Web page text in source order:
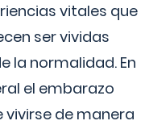
vitales que
ser vividas
la normalidad. En
el embarazo
vivirse de manera